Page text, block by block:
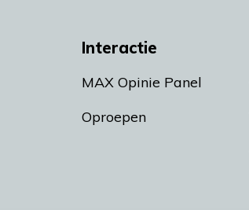
Interactie
MAX Opinie Panel
Oproepen